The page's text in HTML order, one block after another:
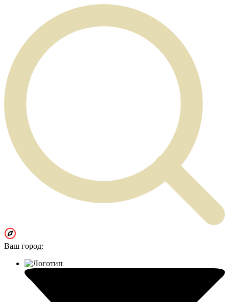
Ваш город: